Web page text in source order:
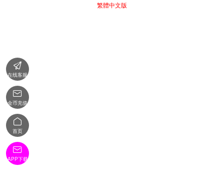
繁體中文版

在线客服

金币充值

首页

APP下载